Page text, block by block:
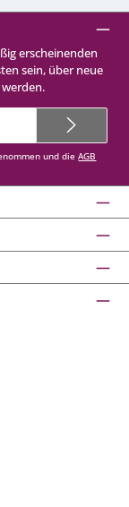
erscheinenden
sein, über neue
und dieAGB